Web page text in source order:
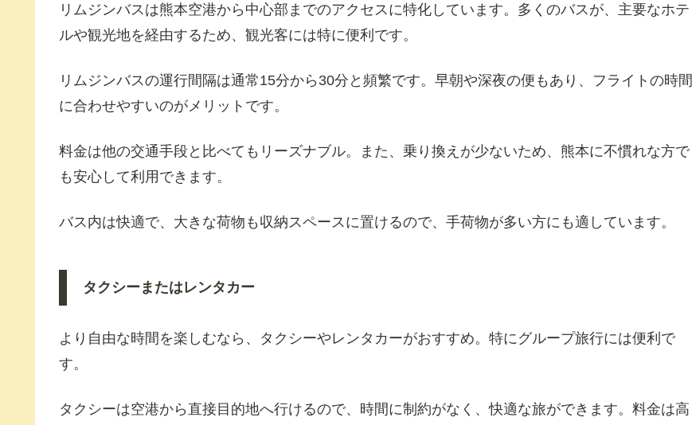
リムジンバスは熊本空港から中心部までのアクセスに特化しています。多くのバスが、主要なホテ
ルや観光地を経由するため、観光客には特に便利です。
リムジンバスの運行間隔は通常15分から30分と頻繁です。早朝や深夜の便もあり、フライトの時間
に合わせやすいのがメリットです。
料金は他の交通手段と比べてもリーズナブル。また、乗り換えが少ないため、熊本に不慣れな方で
も安心して利用できます。
バス内は快適で、大きな荷物も収納スペースに置けるので、手荷物が多い方にも適しています。
タクシーまたはレンタカー
より自由な時間を楽しむなら、タクシーやレンタカーがおすすめ。特にグループ旅行には便利で
す。
タクシーは空港から直接目的地へ行けるので、時間に制約がなく、快適な旅ができます。料金は高